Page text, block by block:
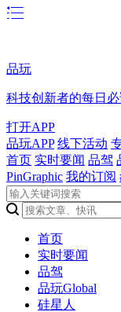
品玩
科技创新者的每日
打开APP
品玩APP 线下活动
首页 实时要闻 品驾
PinGraphic 我的订阅
首页
实时要闻
品驾
品玩Global
硅星人